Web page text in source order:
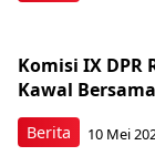
Berita
Komisi IX DPR
Kawal
10 Mei